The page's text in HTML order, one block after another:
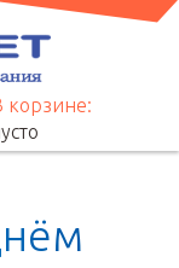
корзине:
нём